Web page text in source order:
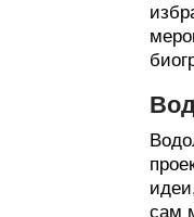
сам